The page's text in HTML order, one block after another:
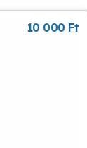
10 000 Ft